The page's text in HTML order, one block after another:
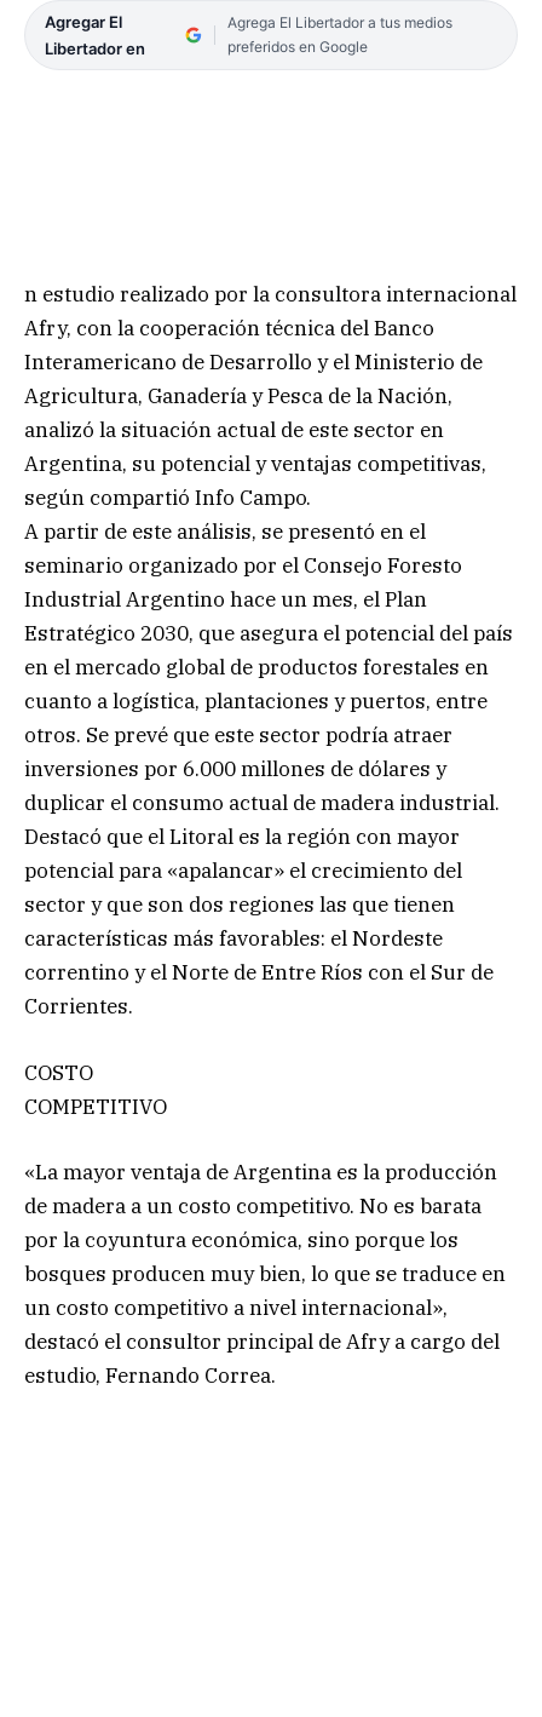
Agregar El
Libertador en
Agrega El Libertador a tus medios
preferidos en Google
n estudio realizado por la consultora internacional
Afry, con la cooperación técnica del Banco
Interamericano de Desarrollo y el Ministerio de
Agricultura, Ganadería y Pesca de la Nación,
analizó la situación actual de este sector en
Argentina, su potencial y ventajas competitivas,
según compartió Info Campo.
A partir de este análisis, se presentó en el
seminario organizado por el Consejo Foresto
Industrial Argentino hace un mes, el Plan
Estratégico 2030, que asegura el potencial del país
en el mercado global de productos forestales en
cuanto a logística, plantaciones y puertos, entre
otros. Se prevé que este sector podría atraer
inversiones por 6.000 millones de dólares y
duplicar el consumo actual de madera industrial.
Destacó que el Litoral es la región con mayor
potencial para «apalancar» el crecimiento del
sector y que son dos regiones las que tienen
características más favorables: el Nordeste
correntino y el Norte de Entre Ríos con el Sur de
Corrientes.
COSTO
COMPETITIVO
«La mayor ventaja de Argentina es la producción
de madera a un costo competitivo. No es barata
por la coyuntura económica, sino porque los
bosques producen muy bien, lo que se traduce en
un costo competitivo a nivel internacional»,
destacó el consultor principal de Afry a cargo del
estudio, Fernando Correa.